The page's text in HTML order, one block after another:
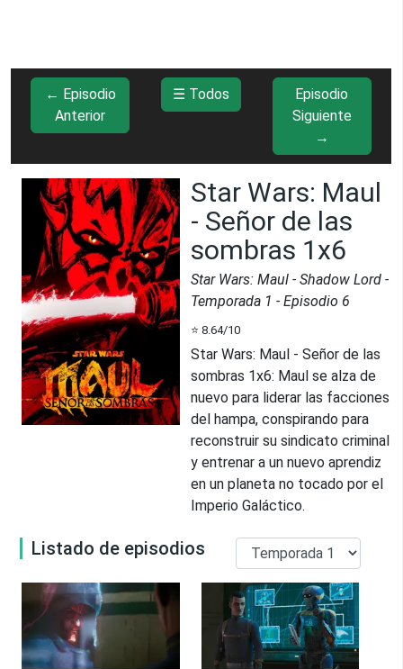
← Episodio
Anterior
☰ Todos
Episodio
Siguiente
→
Star Wars: Maul
- Señor de las
sombras 1x6
Star Wars: Maul - Shadow Lord -
Temporada 1 - Episodio 6
⭐ 8.64/10
Star Wars: Maul - Señor de las
sombras 1x6: Maul se alza de
nuevo para liderar las facciones
del hampa, conspirando para
reconstruir su sindicato criminal
y entrenar a un nuevo aprendiz
en un planeta no tocado por el
Imperio Galáctico.
Listado de episodios